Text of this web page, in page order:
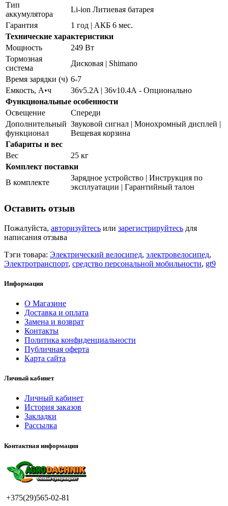
Тип
аккумулятора
Li-ion Литиевая батарея
Гарантия
1 год | АКБ 6 мес.
Технические характеристики
Мощность
249 Вт
Тормозная
система
Дисковая | Shimano
Время зарядки (ч) 6-7
Емкость, А•ч
36v5.2A | 36v10.4А - Опционально
Функциональные особенности
Освещение
Спереди
Дополнительный
функционал
Звуковой сигнал | Монохромный дисплей |
Вещевая корзина
Габариты и вес
Вес
25 кг
Комплект поставки
В комплекте
Зарядное устройство | Инструкция по
эксплуатации | Гарантийный талон
Оставить отзыв
Пожалуйста, авторизуйтесь или зарегистрируйтесь для
написания отзыва
Тэги товара: Электрический велосипед, электровелосипед,
Электротранспорт, средство персональной мобильности, gt9
Информация
О Магазине
Доставка и оплата
Замена и возврат
Контакты
Политика конфиденциальности
Публичная оферта
Карта сайта
Личный кабинет
Личный кабинет
История заказов
Закладки
Рассылка
Контактная информация
+375(29)565-02-81